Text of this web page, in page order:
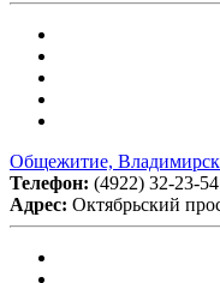
Общежитие,
Телефон: (4922) 32-23-54
Адрес: Октябрьский